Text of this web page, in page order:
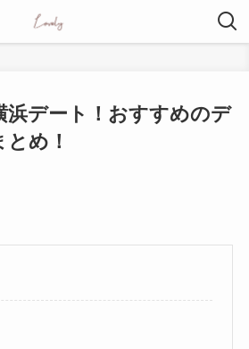
浜デート！おすすめのデ
め！